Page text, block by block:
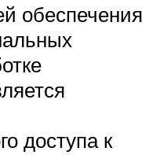
обеспечения
доступа к